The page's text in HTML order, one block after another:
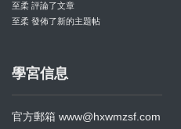
至柔 評論了文章
至柔 發佈了新的主題帖
學宮信息
官方郵箱 www@hxwmzsf.com